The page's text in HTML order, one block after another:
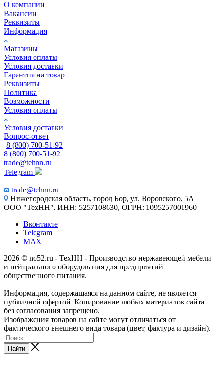
О компании
Вакансии
Реквизиты
Информация
Магазины
Условия оплаты
Условия доставки
Гарантия на товар
Реквизиты
Политика
Возможности
Условия оплаты
Условия доставки
Вопрос-ответ
8 (800) 700-51-92
8 (800) 700-51-92
trade@tehnn.ru
Telegram
trade@tehnn.ru
Нижегородская область, город Бор, ул. Воровского, 5А
ООО "ТехНН", ИНН: 5257108630, ОГРН: 1095257001960
Вконтакте
Telegram
MAX
2026 © no52.ru - ТехНН - Производство нержавеющей мебели
и нейтрального оборудования для предприятий
общественного питания.
Информация, содержащаяся на данном сайте, не является
публичной офертой. Копирование любых материалов сайта
без согласования запрещено.
Изображения товаров на сайте могут отличаться от
фактического внешнего вида товара (цвет, фактура и дизайн).
Найти